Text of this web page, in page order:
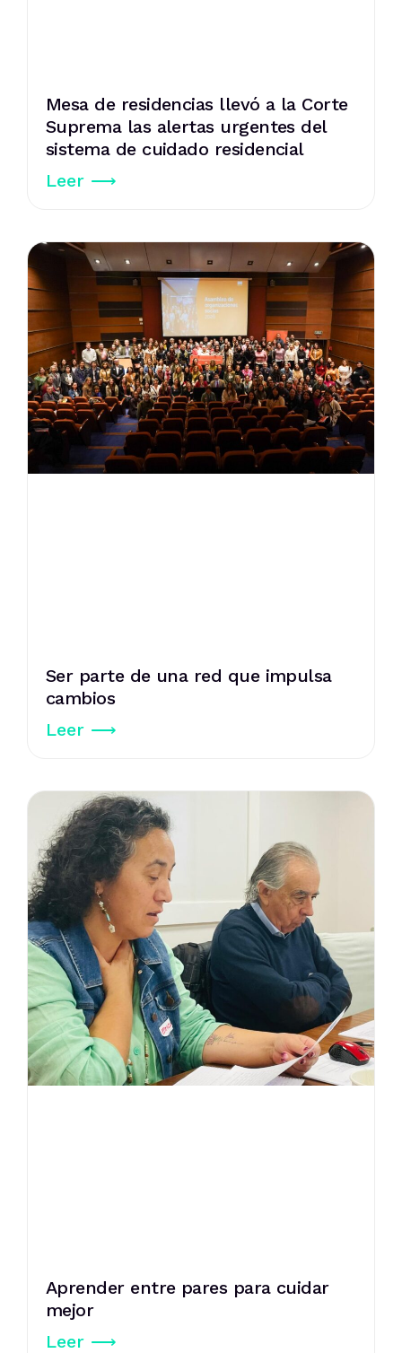
Mesa de residencias llevó a la Corte
Suprema las alertas urgentes del
sistema de cuidado residencial
Leer ⟶
Ser parte de una red que impulsa
cambios
Leer ⟶
Aprender entre pares para cuidar
mejor
Leer ⟶